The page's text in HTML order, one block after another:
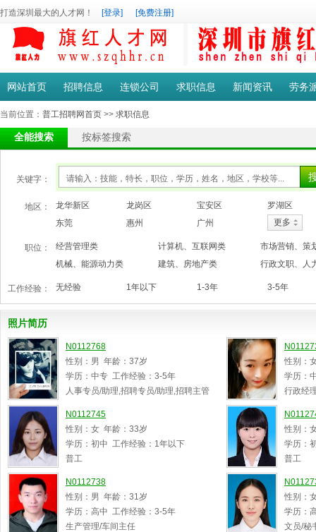
打造深圳最大的人才网！ [登录] [免费注册]
网站首页 招聘信息 连锁公司 求职信息 新闻资讯 劳务
当前位置： 普工招聘网首页 >> 求职信息
全能搜索 按标签搜索
关键字：
地区： 龙华新区 龙岗区 宝安区
罗湖区
东莞
惠州 广州 更多
职位： 经营管理类 计算机、互联网类
市场营销、策
机械、能源动力类
建筑、房地产类 行政文职、人
工作经验： 无经验 1年以下 1-3年 3-5年
照片简历
N0112768
性别：男 年龄：37岁
学历：中专 工作经验：3-5年
人事专员/助理,招聘专员/助理,招聘主管
性别：
学历：
行政经
N0112745
性别：女 年龄：33岁
学历：初中 工作经验：1年以下
普工
性别：
学历：
普工
N0112738
性别：男 年龄：31岁
学历：高中 工作经验：3-5年
生产管理/车间主任
性别：
学历：
文员/秘